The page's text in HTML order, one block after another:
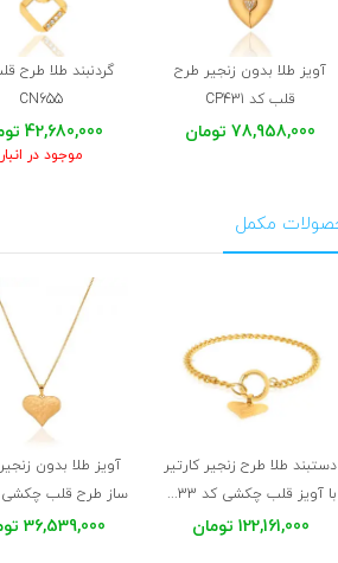
آویز طلا بدون زنجیر طرح
قلب کد CP431
78,958,000 تومان
گردنبند طلا طرح
CN655
42,680,000 تومان
موجود در انبار
مکمل
دستبند طلا طرح زنجیر کارتیر
با آویز قلب چکشی کد CB433
122,161,000 تومان
آویز طلا بدون
36,539,000 تومان